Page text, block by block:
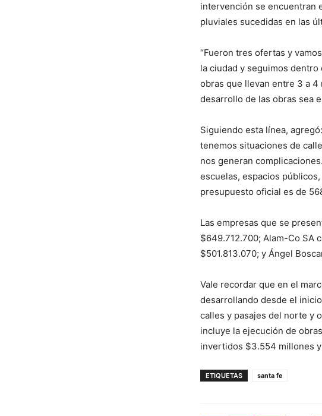
intervención se encuentran
pluviales sucedidas en las
“Fueron tres ofertas y
la ciudad y seguimos
obras que llevan entre 3 a
desarrollo de las obras sea
Siguiendo esta línea,
tenemos situaciones de
nos generan
escuelas, espacios
presupuesto oficial es de
Las empresas que se
$649.712.700; Alam-Co SA
$501.813.070; y Ángel
Vale recordar que en el
desarrollando desde el
calles y pasajes del norte y
incluye la ejecución de
invertidos $3.554 millones
ETIQUETAS santa fe